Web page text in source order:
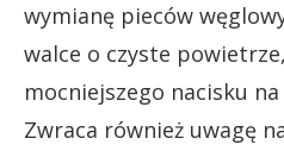
wymianę pieców
walce o czyste
mocniejszego nacisku
Zwraca również uwagę